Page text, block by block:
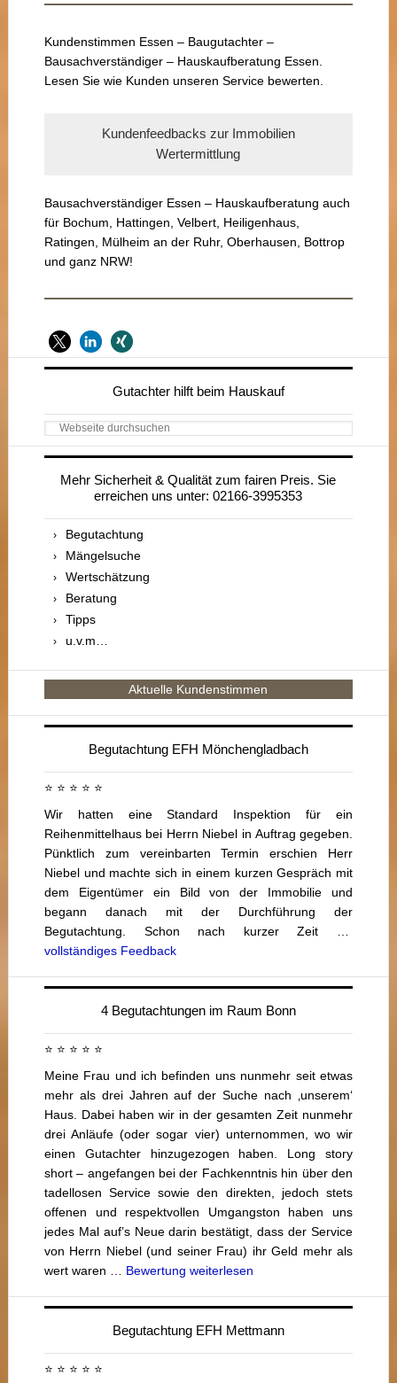
Kundenstimmen Essen – Baugutachter –
Bausachverständiger – Hauskaufberatung Essen.
Lesen Sie wie Kunden unseren Service bewerten.
Kundenfeedbacks zur Immobilien
Wertermittlung
Bausachverständiger Essen – Hauskaufberatung auch
für Bochum, Hattingen, Velbert, Heiligenhaus,
Ratingen, Mülheim an der Ruhr, Oberhausen, Bottrop
und ganz NRW!
Seitenspalte
Gutachter hilft beim Hauskauf
Webseite
durchsuchen
Mehr Sicherheit & Qualität zum fairen Preis. Sie
erreichen uns unter: 02166-3995353
Begutachtung
Mängelsuche
Wertschätzung
Beratung
Tipps
u.v.m…
Aktuelle Kundenstimmen
Begutachtung EFH Mönchengladbach
⭐ ⭐ ⭐ ⭐ ⭐
Wir hatten eine Standard Inspektion für ein
Reihenmittelhaus bei Herrn Niebel in Auftrag gegeben.
Pünktlich zum vereinbarten Termin erschien Herr
Niebel und machte sich in einem kurzen Gespräch mit
dem Eigentümer ein Bild von der Immobilie und
begann danach mit der Durchführung der
Begutachtung. Schon nach kurzer Zeit …
vollständiges Feedback
4 Begutachtungen im Raum Bonn
⭐ ⭐ ⭐ ⭐ ⭐
Meine Frau und ich befinden uns nunmehr seit etwas
mehr als drei Jahren auf der Suche nach ‚unserem‘
Haus. Dabei haben wir in der gesamten Zeit nunmehr
drei Anläufe (oder sogar vier) unternommen, wo wir
einen Gutachter hinzugezogen haben. Long story
short – angefangen bei der Fachkenntnis hin über den
tadellosen Service sowie den direkten, jedoch stets
offenen und respektvollen Umgangston haben uns
jedes Mal auf’s Neue darin bestätigt, dass der Service
von Herrn Niebel (und seiner Frau) ihr Geld mehr als
wert waren … Bewertung weiterlesen
Begutachtung EFH Mettmann
⭐ ⭐ ⭐ ⭐ ⭐